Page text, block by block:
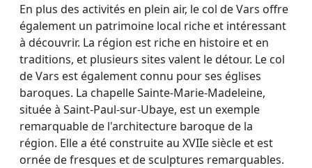
En plus des activités en plein air, le col de Vars offre
également un patrimoine local riche et intéressant
à découvrir. La région est riche en histoire et en
traditions, et plusieurs sites valent le détour. Le col
de Vars est également connu pour ses églises
baroques. La chapelle Sainte-Marie-Madeleine,
située à Saint-Paul-sur-Ubaye, est un exemple
remarquable de l'architecture baroque de la
région. Elle a été construite au XVIIe siècle et est
ornée de fresques et de sculptures remarquables.